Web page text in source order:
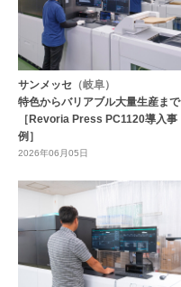
サンメッセ （岐阜）
特色からバリアブル大量生産まで
［Revoria Press PC1120導入事
例］
2026年06月05日